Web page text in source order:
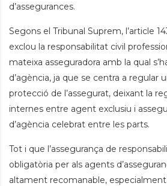
d’assegurances.
Segons el Tribunal Suprem, l’article
exclou la responsabilitat civil
mateixa asseguradora amb la qual
d’agència, ja que se centra a regular
protecció de l’assegurat, deixant la
internes entre agent exclusiu i
d’agència celebrat entre les parts.
Tot i que l’assegurança de
obligatòria per als agents
altament recomanable,